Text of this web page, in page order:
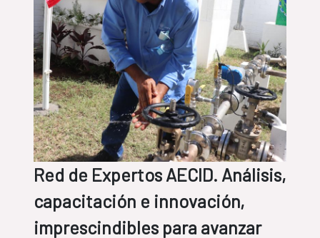
Red de Expertos AECID. Análisis,
capacitación e innovación,
imprescindibles para avanzar